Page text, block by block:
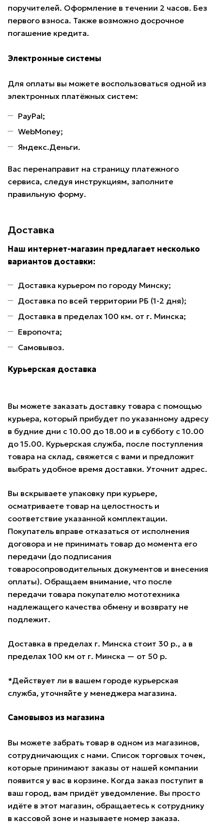
поручителей. Оформление в течении 2 часов. Без
первого взноса. Также возможно досрочное
погашение кредита.
Электронные системы
Для оплаты вы можете воспользоваться одной из
электронных платёжных систем:
PayPal;
WebMoney;
Яндекс.Деньги.
Вас перенаправит на страницу платежного
сервиса, следуя инструкциям, заполните
правильную форму.
Доставка
Наш интернет-магазин предлагает несколько
вариантов доставки:
Доставка курьером по городу Минску;
Доставка по всей территории РБ (1-2 дня);
Доставка в пределах 100 км. от г. Минска;
Европочта;
Самовывоз.
Курьерская доставка
Вы можете заказать доставку товара с помощью
курьера, который прибудет по указанному адресу
в будние дни с 10.00 до 18.00 и в субботу с 10.00
до 15.00. Курьерская служба, после поступления
товара на склад, свяжется с вами и предложит
выбрать удобное время доставки. Уточнит адрес.
Вы вскрываете упаковку при курьере,
осматриваете товар на целостность и
соответствие указанной комплектации.
Покупатель вправе отказаться от исполнения
договора и не принимать товар до момента его
передачи (до подписания
товаросопроводительных документов и внесения
оплаты). Обращаем внимание, что после
передачи товара покупателю мототехника
надлежащего качества обмену и возврату не
подлежит.
Доставка в пределах г. Минска стоит 30 р., а в
пределах 100 км от г. Минска — от 50 р.
*Действует ли в вашем городе курьерская
служба, уточняйте у менеджера магазина.
Самовывоз из магазина
Вы можете забрать товар в одном из магазинов,
сотрудничающих с нами. Список торговых точек,
которые принимают заказы от нашей компании
появится у вас в корзине. Когда заказ поступит в
ваш город, вам придёт уведомление. Вы просто
идёте в этот магазин, обращаетесь к сотруднику
в кассовой зоне и называете номер заказа.